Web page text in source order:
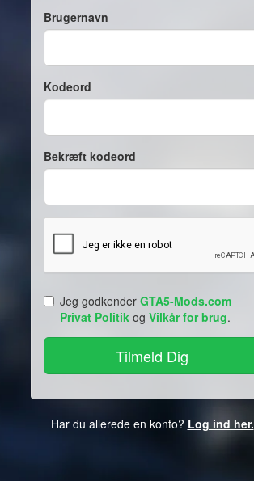
Brugernavn
Kodeord
Bekræft kodeord
Jeg godkender GTA5-Mods.com
Privat Politik og Vilkår for brug.
Har du allerede en konto? Log ind her.